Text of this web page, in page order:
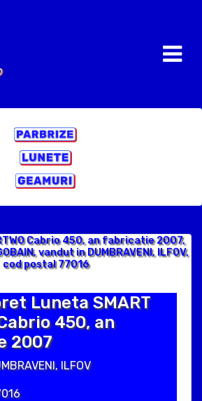
Cabrio 450, an fabricatie 2007,
vandut in DUMBRAVENI, ILFOV,
cod postal 77016
Luneta SMART
450, an
2007
ILFOV